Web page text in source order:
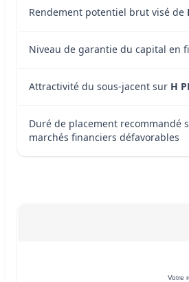
Rendement potentiel brut visé de
Niveau de garantie du capital en
Attractivité du sous-jacent sur H
Duré de placement recommandé
marchés financiers défavorables
Votre